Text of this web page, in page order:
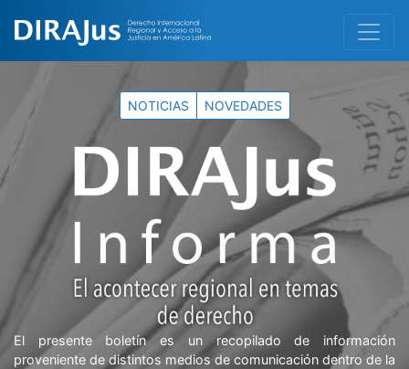
NOTICIAS NOVEDADES
El presente boletín es un recopilado de información
proveniente de distintos medios de comunicación dentro de la